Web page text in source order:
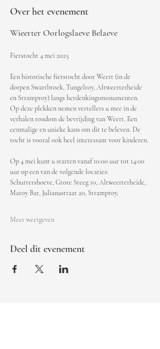
Over het evenement
Wieerter Oorlogslaeve Belaeve
Fietstocht 4 mei 2025
Een historische fietstocht door Weert (in de
dorpen Swartbroek, Tungelroy, Altweerterheide
en Stramproy) langs herdenkingsmonumenten.
Op deze plekken nemen vertellers u mee in de
verhalen rondom de bevrijding van Weert. Een
eenmalige en unieke kans om dit te beleven. De
tocht is vooral ook heel interessant voor kinderen.
Op 4 mei kunt u starten vanaf 10:00 uur tot 14:00
uur op een van de volgende locaties:
Schuttershoeve, Grote Steeg 10, Altweerterheide,
Maroy Bar, Julianastraat 20, Stramproy,
Meer weergeven
Deel dit evenement